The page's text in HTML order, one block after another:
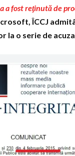
a fost reţinută de
ÎCCJ
o serie de